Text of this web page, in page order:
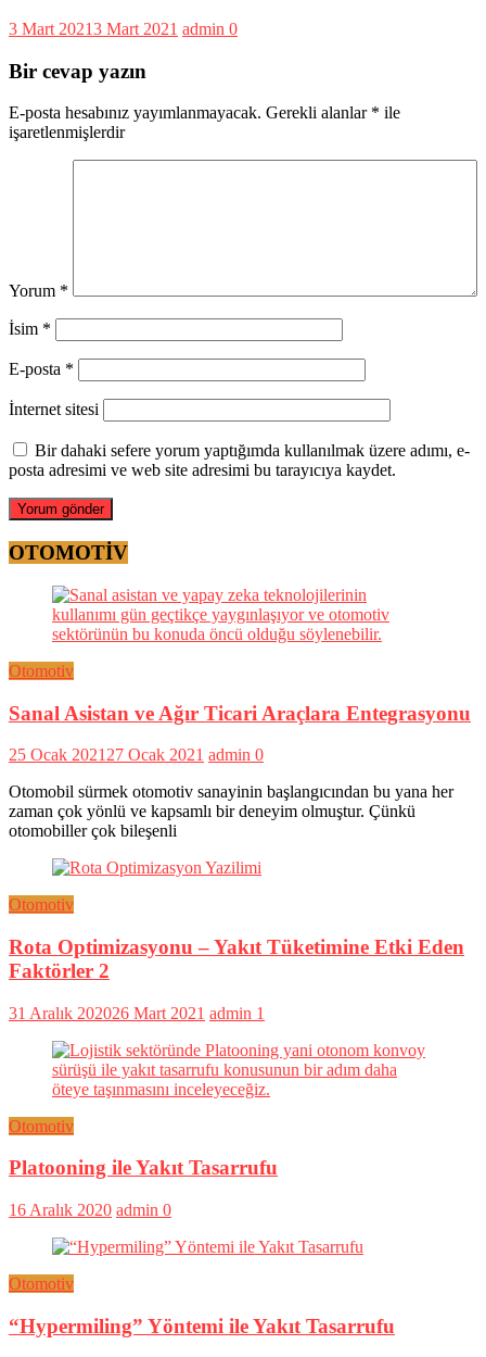
3 Mart 20213 Mart 2021 admin 0
Bir cevap yazın
E-posta hesabınız yayımlanmayacak. Gerekli alanlar * ile
işaretlenmişlerdir
Yorum *
İsim *
E-posta *
İnternet sitesi
Bir dahaki sefere yorum yaptığımda kullanılmak üzere adımı, e-
posta adresimi ve web site adresimi bu tarayıcıya kaydet.
OTOMOTİV
Otomotiv
Sanal Asistan ve Ağır Ticari Araçlara Entegrasyonu
25 Ocak 2021 27 Ocak 2021 admin 0
Otomobil sürmek otomotiv sanayinin başlangıcından bu yana her
zaman çok yönlü ve kapsamlı bir deneyim olmuştur. Çünkü
otomobiller çok bileşenli
Otomotiv
Rota Optimizasyonu – Yakıt Tüketimine Etki Eden
Faktörler 2
31 Aralık 202026 Mart 2021 admin 1
Otomotiv
Platooning ile Yakıt Tasarrufu
16 Aralık 2020 admin 0
Otomotiv
“Hypermiling” Yöntemi ile Yakıt Tasarrufu